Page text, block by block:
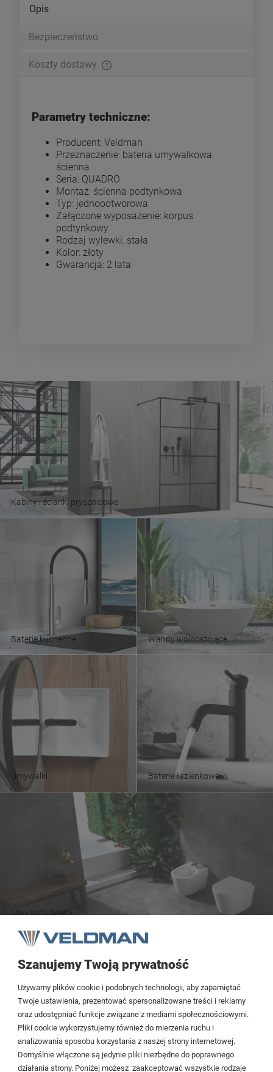
Opis
Bezpieczeństwo
Koszty dostawy
Parametry techniczne:
Producent: Veldman
Przeznaczenie: bateria umywalkowa
ścienna
Seria: QUADRO
Montaż: ścienna podtynkowa
Typ: jednoootworowa
Załączone wyposażenie: korpus
podtynkowy
Rodzaj wylewki: stała
Kolor: złoty
Gwarancja: 2 lata
Kabiny i ścianki prysznicowe
Baterie kuchenne Wanny wolnostojące
Misy WC i bidety
Umywalki Baterie łazienkowe
Cieślewskich 54
03-017 Warszawa
22 299 45 25
biuro@veldman.pl
Szanujemy Twoją prywatność
Używamy plików cookie i podobnych technologii, aby zapamiętać
Twoje ustawienia, prezentować spersonalizowane treści i reklamy
oraz udostępniać funkcje związane z mediami społecznościowymi.
Pliki cookie wykorzystujemy również do mierzenia ruchu i
analizowania sposobu korzystania z naszej strony internetowej.
Domyślnie włączone są jedynie pliki niezbędne do poprawnego
działania strony. Poniżej możesz zaakceptować wszystkie rodzaje